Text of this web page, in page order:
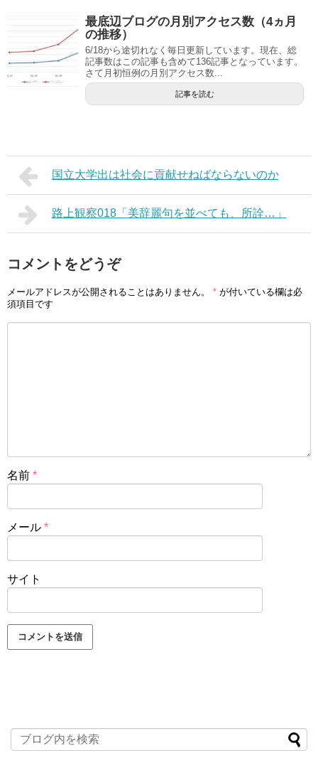
最底辺ブログの月別アクセス数（4ヵ月
の推移）
6/18から途切れなく毎日更新しています。現在、総
記事数はこの記事も含めて136記事となっています。
さて月初恒例の月別アクセス数...
記事を読む
国立大学出は社会に貢献せねばならないのか
路上観察018「美辞麗句を並べても、所詮…」
コメントをどうぞ
メールアドレスが公開されることはありません。 * が付いている欄は必
須項目です
名前 *
メール *
サイト